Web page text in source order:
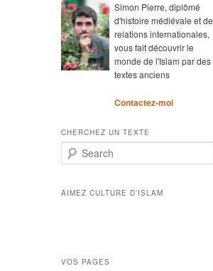
Simon Pierre, diplômé
d'histoire médiévale et de
relations internationales,
vous fait découvrir le
monde de l'Islam par des
textes anciens
Contactez-moi
CHERCHEZ UN TEXTE
Search
AIMEZ CULTURE D’ISLAM
VOS PAGES